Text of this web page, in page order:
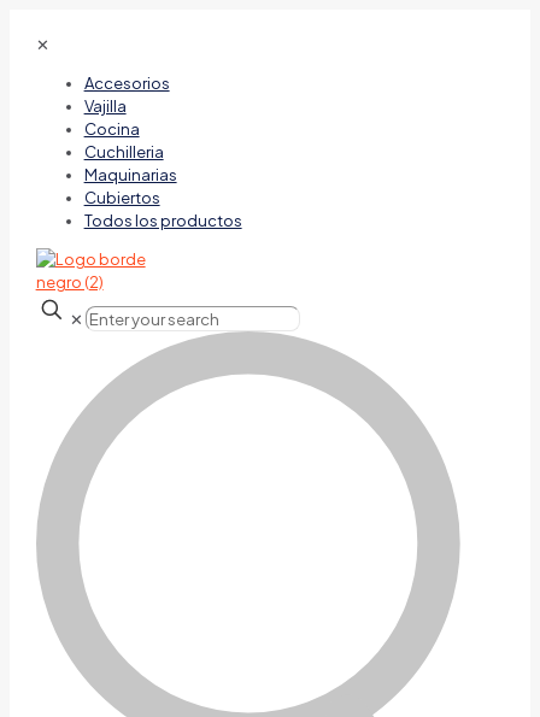
✕
Accesorios
Vajilla
Cocina
Cuchilleria
Maquinarias
Cubiertos
Todos los productos
✕